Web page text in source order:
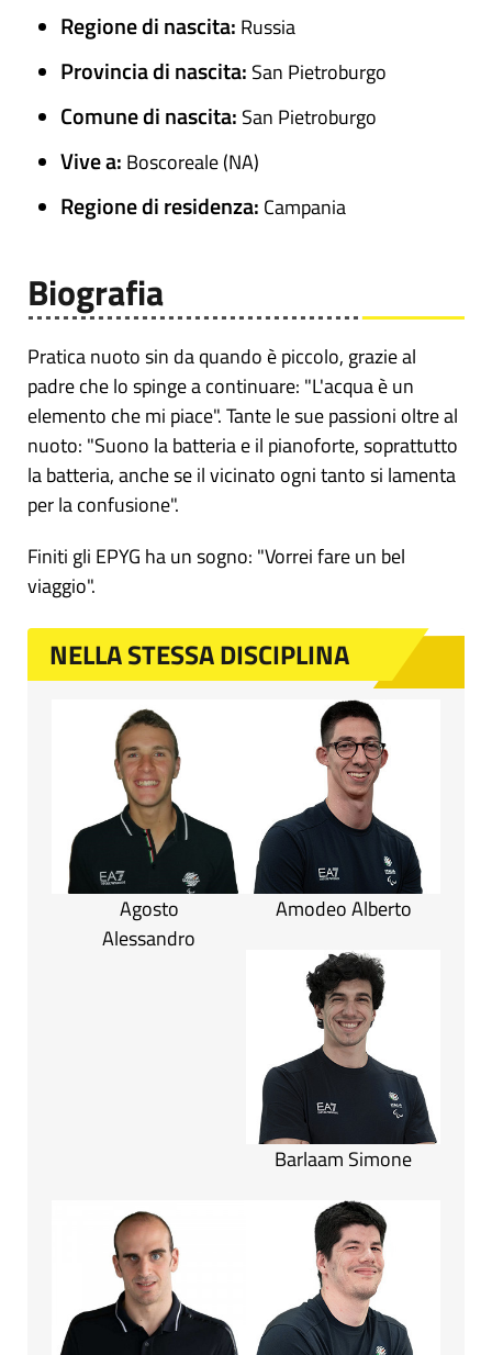
Regione di nascita: Russia
Provincia di nascita: San Pietroburgo
Comune di nascita: San Pietroburgo
Vive a: Boscoreale (NA)
Regione di residenza: Campania
Biografia
Pratica nuoto sin da quando è piccolo, grazie al
padre che lo spinge a continuare: "L'acqua è un
elemento che mi piace". Tante le sue passioni oltre al
nuoto: "Suono la batteria e il pianoforte, soprattutto
la batteria, anche se il vicinato ogni tanto si lamenta
per la confusione".
Finiti gli EPYG ha un sogno: "Vorrei fare un bel
viaggio".
NELLA STESSA DISCIPLINA
Agosto
Alessandro
Amodeo Alberto
Barlaam Simone